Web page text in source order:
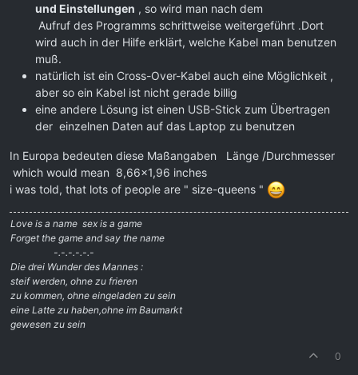
und Einstellungen , so wird man nach dem
Aufruf des Programms schrittweise weitergeführt .Dort
wird auch in der Hilfe erklärt, welche Kabel man benutzen
muß.
natürlich ist ein Cross-Over-Kabel auch eine Möglichkeit ,
aber so ein Kabel ist nicht gerade billig
eine andere Lösung ist einen USB-Stick zum Übertragen
der einzelnen Daten auf das Laptop zu benutzen
In Europa bedeuten diese Maßangaben Länge /Durchmesser
which would mean 8,66x1,96 inches
i was told, that lots of people are " size-queens "
Love is a name  sex is a game
Forget the game and say the name
-.-.-.-.-.-
Die drei Wunder des Mannes :
steif werden, ohne zu frieren
zu kommen, ohne eingeladen zu sein
eine Latte zu haben,ohne im Baumarkt
gewesen zu sein
0